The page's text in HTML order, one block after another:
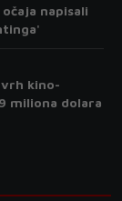
napisali
kino-
miliona dolara